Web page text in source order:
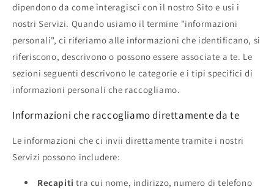
dipendono da come interagisci con il nostro Sito e usi i
nostri Servizi. Quando usiamo il termine "informazioni
personali", ci riferiamo alle informazioni che identificano, si
riferiscono, descrivono o possono essere associate a te. Le
sezioni seguenti descrivono le categorie e i tipi specifici di
informazioni personali che raccogliamo.
Informazioni che raccogliamo direttamente da te
Le informazioni che ci invii direttamente tramite i nostri
Servizi possono includere:
Recapiti tra cui nome, indirizzo, numero di telefono